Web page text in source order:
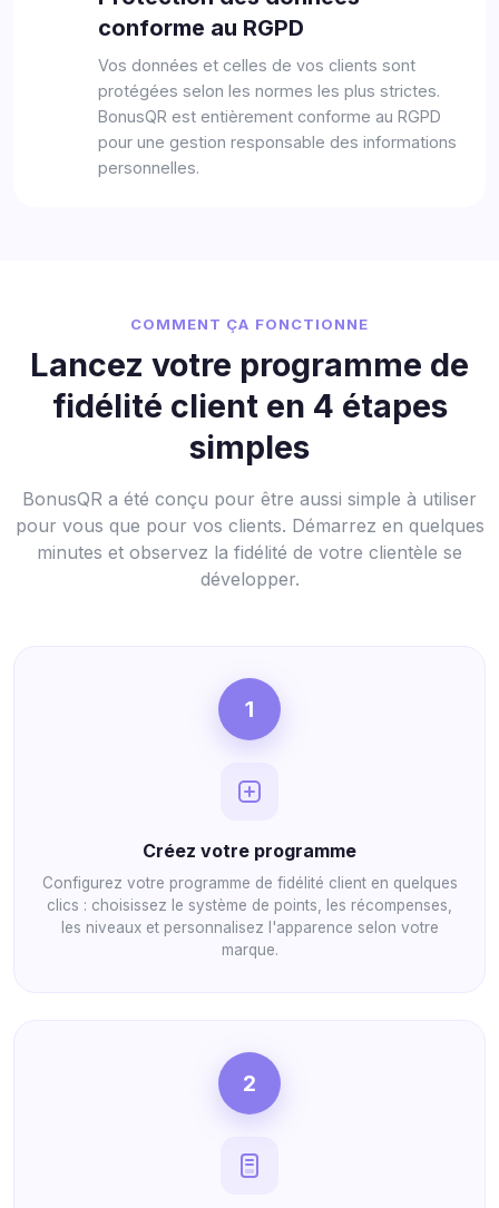
conforme au RGPD
Vos données et celles de vos clients sont
protégées selon les normes les plus strictes.
BonusQR est entièrement conforme au RGPD
pour une gestion responsable des informations
personnelles.
COMMENT ÇA FONCTIONNE
Lancez votre programme de
fidélité client en 4 étapes
simples
BonusQR a été conçu pour être aussi simple à utiliser
pour vous que pour vos clients. Démarrez en quelques
minutes et observez la fidélité de votre clientèle se
développer.
1
Créez votre programme
Configurez votre programme de fidélité client en quelques
clics : choisissez le système de points, les récompenses,
les niveaux et personnalisez l'apparence selon votre
marque.
2